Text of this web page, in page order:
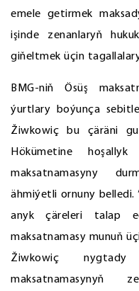
emele getirmek
işinde zenanlaryň
giňeltmek üçin
BMG-niň Ösüş
ýurtlary boýunça
Žiwkowiç bu çäräni
Hökümetine
maksatnamasyny
ähmiýetli ornuny belledi.
anyk çäreleri talap
maksatnamasy munuň
Žiwkowiç
maksatnamasynyň